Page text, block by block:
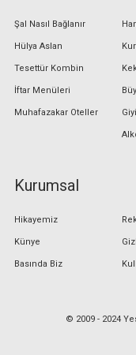
Şal Nasıl Bağlanır
Hülya Aslan
Tesettür Kombin
İftar Menüleri
Muhafazakar Oteller
Kurumsal
Hikayemiz
Künye
Basında Biz
© 2009 - 2024